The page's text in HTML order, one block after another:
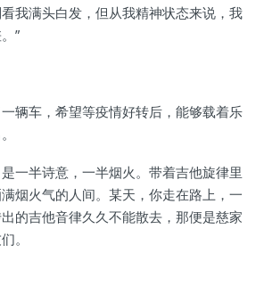
我满头白发，但从我精神状态来说，我
”
辆车，希望等疫情好转后，能够载着乐
一半诗意，一半烟火。带着吉他旋律里
烟火气的人间。某天，你走在路上，一
的吉他音律久久不能散去，那便是慈家
。